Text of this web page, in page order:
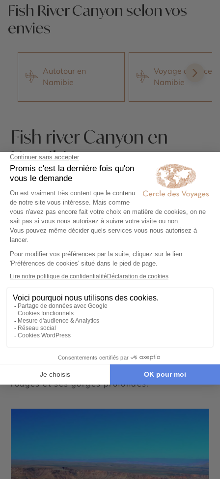
Fish River Canyon selon vos
envies
Autotour en
Namibie
Voyage de noces
Namibie
Fish river Canyon en
Namibie
Fish River Canyon est un incontournable lors
de votre voyage enNamibie
. C’est un canyon
et une rivière, donc tout y est : des vues à
couper le souffle et une sensation d’espace
incroyable que vous ne trouverez pas dans
d’autres parties de ce pays. Visitez cette
zone aride de la Namibie qui abrite une
grande biodiversité. Partez à la recherche
des babouins , deszèbresou encore des
paysages dans la région. Découvrez les
savanes boisées ainsi que les plaines
luxuriantes qui constituent les grands
paysages splendides de la Namibie. Ce site
offre de beaux panoramas à admirer depuis
principaux camps du parc. Profitez des vues
époustouflantes sur ses parois rocheuses
rouges et ses gorges profondes.